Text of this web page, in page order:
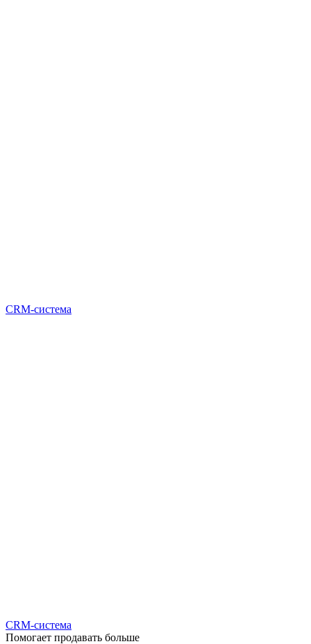
CRM-система
CRM-система
Помогает продавать больше